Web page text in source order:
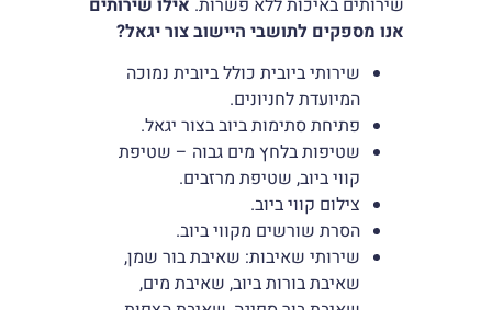
אנו מספקים לתושבי היישוב צור יגאל?
שירותי ביובית כולל ביובית נמוכה
המיועדת לחניונים.
פתיחת סתימות ביוב בצור יגאל.
שטיפות בלחץ מים גבוה – שטיפת
קווי ביוב, שטיפת מרזבים.
צילום קווי ביוב.
הסרת שורשים מקווי ביוב.
שירותי שאיבות: שאיבת בור שמן,
שאיבת בורות ביוב, שאיבת מים,